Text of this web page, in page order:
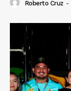
Roberto Cruz -